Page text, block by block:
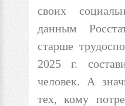
своих
данным
старше
2025 г.
человек. А
тех, кому